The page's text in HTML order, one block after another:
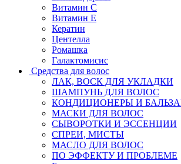
Витамин C
Витамин Е
Кератин
Центелла
Ромашка
Галактомисис
Средства для волос
ЛАК, ВОСК ДЛЯ УКЛАДКИ
ШАМПУНЬ ДЛЯ ВОЛОС
КОНДИЦИОНЕРЫ И
МАСКИ ДЛЯ ВОЛОС
СЫВОРОТКИ И ЭССЕНЦИИ
СПРЕИ, МИСТЫ
МАСЛО ДЛЯ ВОЛОС
ПО ЭФФЕКТУ И ПРОБЛЕМЕ